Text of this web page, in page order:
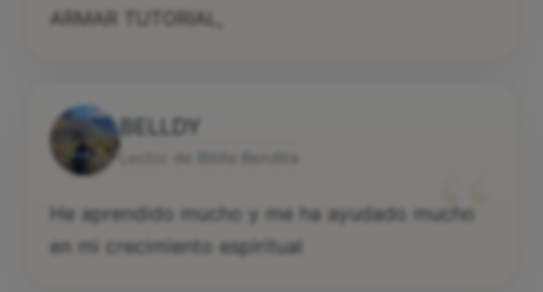
ARMAR TUTORIAL,
BELLDY
“
He aprendido mucho y me ha ayudado mucho
en mi crecimiento espiritual